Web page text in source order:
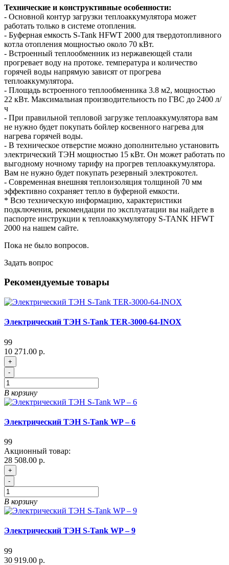
Технические и конструктивные особенности:
- Основной контур загрузки теплоаккумулятора может
работать только в системе отопления.
- Буферная емкость S-Tank HFWT 2000 для твердотопливного
котла отопления мощностью около 70 кВт.
- Встроенный теплообменник из нержавеющей стали
прогревает воду на протоке. температура и количество
горячей воды напрямую зависят от прогрева
теплоаккумулятора.
- Площадь встроенного теплообменника 3.8 м2, мощностью
22 кВт. Максимальная производительность по ГВС до 2400 л/
ч
- При правильной тепловой загрузке теплоаккумулятора вам
не нужно будет покупать бойлер косвенного нагрева для
нагрева горячей воды.
- В техническое отверстие можно дополнительно установить
электрический ТЭН мощностью 15 кВт. Он может работать по
выгодному ночному тарифу на прогрев теплоаккумулятора.
Вам не нужно будет покупать резервный электрокотел.
- Современная внешняя теплоизоляция толщиной 70 мм
эффективно сохраняет тепло в буферной емкости.
* Всю техническую информацию, характеристики
подключения, рекомендации по эксплуатации вы найдете в
паспорте инструкции к теплоаккумулятору S-TANK HFWT
2000 на нашем сайте.
Пока не было вопросов.
Задать вопрос
Рекомендуемые товары
Электрический ТЭН S-Tank TER-3000-64-INOX
99
10 271.00 р.
+
-
В корзину
Электрический ТЭН S-Tank WP – 6
99
Акционный товар:
28 508.00 р.
+
-
В корзину
Электрический ТЭН S-Tank WP – 9
99
30 919.00 р.